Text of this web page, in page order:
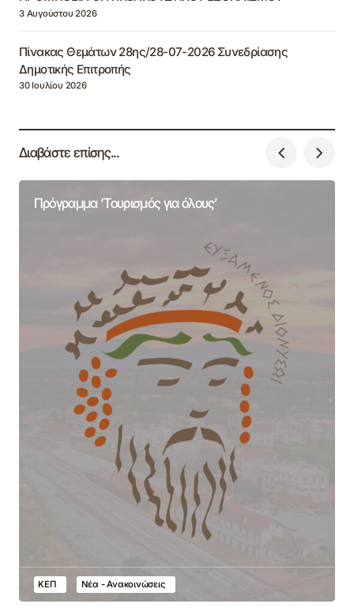
3 Αυγούστου 2026
Πίνακας Θεμάτων 28ης/28-07-2026 Συνεδρίασης
Δημοτικής Επιτροπής
30 Ιουλίου 2026
Διαβάστε επίσης...
Πρόγραμμα ‘Τουρισμός για όλους’
ΚΕΠ Νέα - Ανακοινώσεις